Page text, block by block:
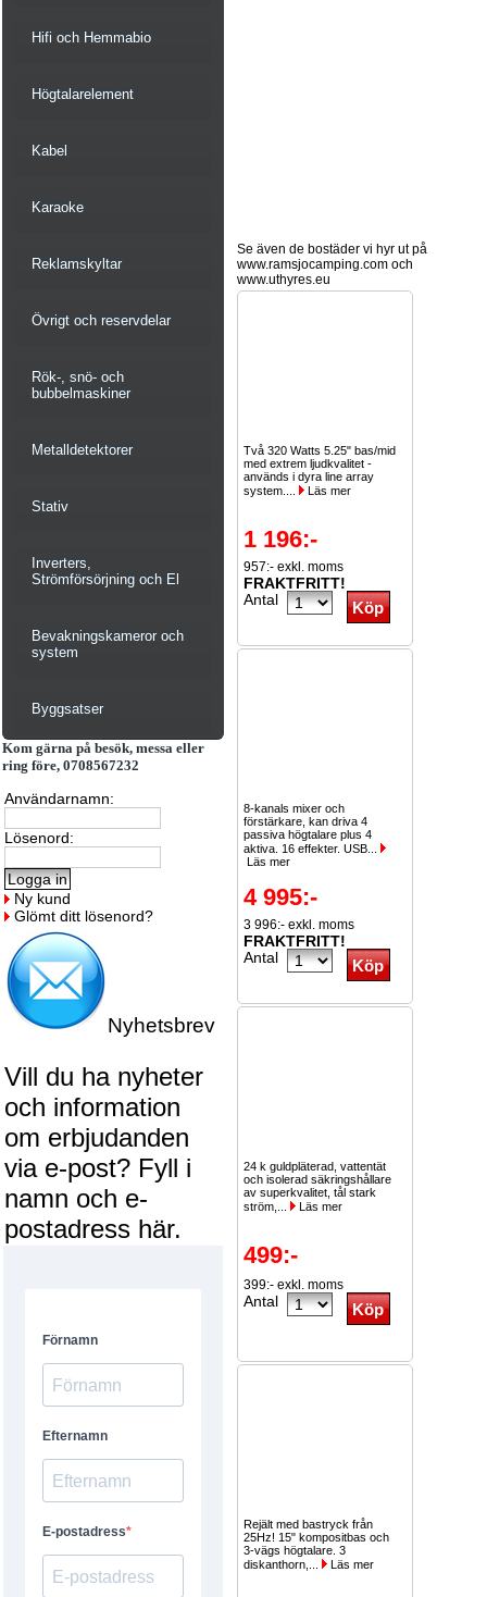
Hifi och Hemmabio
Högtalarelement
Kabel
Karaoke
Reklamskyltar
Övrigt och reservdelar
Rök-, snö- och
bubbelmaskiner
Metalldetektorer
Stativ
Inverters,
Strömförsörjning och El
Bevakningskameror och
system
Byggsatser
Kom gärna på besök, messa eller
ring före, 0708567232
Användarnamn:
Lösenord:
Ny kund
Glömt ditt lösenord?
Nyhetsbrev
Vill du ha nyheter
och information
om erbjudanden
via e-post? Fyll i
namn och e-
postadress här.
Se även de bostäder vi hyr ut på
www.ramsjocamping.com och
www.uthyres.eu
Två 320 Watts 5.25" bas/mid
med extrem ljudkvalitet -
används i dyra line array
system....
Läs mer
1 196:-
957:- exkl. moms
FRAKTFRITT!
Antal
8-kanals mixer och
förstärkare, kan driva 4
passiva högtalare plus 4
aktiva. 16 effekter. USB...
Läs mer
4 995:-
3 996:- exkl. moms
FRAKTFRITT!
Antal
24 k guldpläterad, vattentät
och isolerad säkringshållare
av superkvalitet, tål stark
ström,...
Läs mer
499:-
399:- exkl. moms
Antal
Rejält med bastryck från
25Hz! 15" kompositbas och
3-vägs högtalare. 3
diskanthorn,...
Läs mer